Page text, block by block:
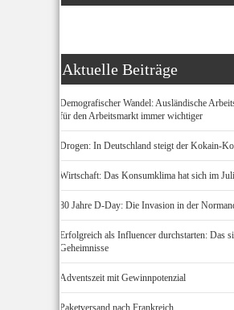
Aktuelle Beiträge
Demografischer Wandel: Ausländische
für den Arbeitsmarkt immer wichtiger
Drogen: In Deutschland steigt der Kokain-
Wirtschaft: Das Konsumklima hat sich im
80 Jahre D-Day: Die Invasion in der
Erfolgreich als Influencer durchstarten: Das
Geheimnisse
Adventszeit mit Gewinnpotenzial
Paketversand nach Frankreich